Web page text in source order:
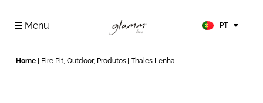
☰ Menu PT
DE
Home Fire Pit, Outdoor, Produtos | Thales Lenha